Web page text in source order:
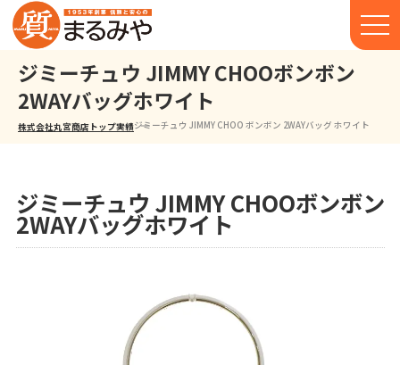
ジミーチュウ JIMMY CHOOボンボン
2WAYバッグホワイト
株式会社丸宮商店トップ⁩実績ジミーチュウ JIMMY CHOO ボンボン 2WAYバッグ ホワイト
ジミーチュウ JIMMY CHOOボンボン
2WAYバッグホワイト